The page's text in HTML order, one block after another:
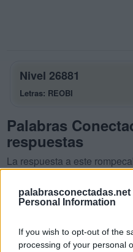
palabrasconectadas.net
Personal Information
If you wish to opt-out of the
processing of your personal
Nivel 26881
Letras: REOBI
Palabras
respuestas
La respuesta a este
R
E
O
R
O
B
O
R B
E
R
O B
E